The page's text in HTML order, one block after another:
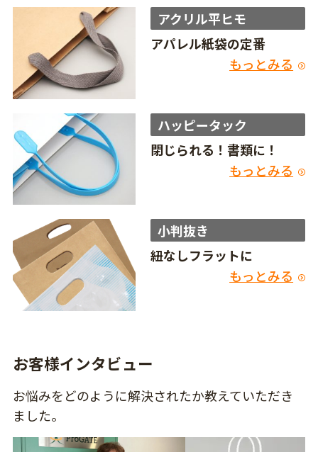
アクリル平ヒモ
アパレル紙袋の定番
もっとみる
ハッピータック
閉じられる！書類に！
もっとみる
小判抜き
紐なしフラットに
もっとみる
お客様インタビュー
お悩みをどのように解決されたか教えていただき
ました。